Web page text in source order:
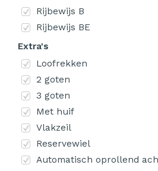
Rijbewijs B
Rijbewijs BE
Extra's
Loofrekken
2 goten
3 goten
Met huif
Vlakzeil
Reservewiel
Automatisch oprollend